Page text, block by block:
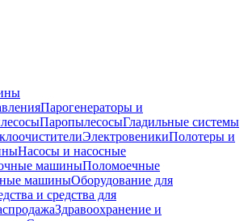
Парогенераторы и
ПаропылесосыГладильные системы
ЭлектровеникиПолотеры и
Насосы и насосные
машиныПоломоечные
машиныОборудование для
и средства для
Здравоохранение и